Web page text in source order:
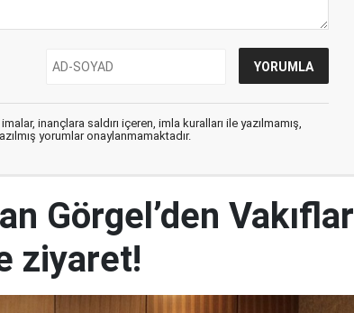
inançlara saldırı içeren, imla kuralları ile yazılmamış,
yorumlar onaylanmamaktadır.
Görgel’den Vakıflar
ziyaret!